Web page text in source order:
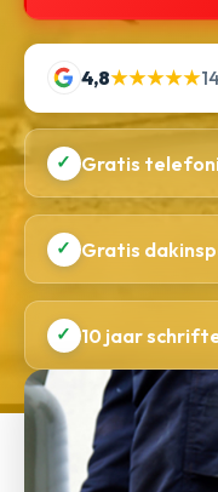
4,8★★★★★
✓ Gratis
✓ Gratis
✓ 10 jaar